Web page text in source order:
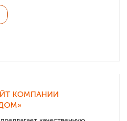
КОМПАНИИ